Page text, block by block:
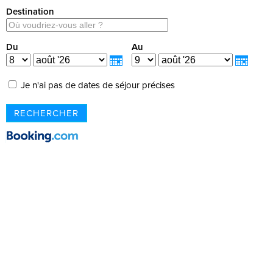
Destination
Du Au
Je n'ai pas de dates de séjour précises
RECHERCHER